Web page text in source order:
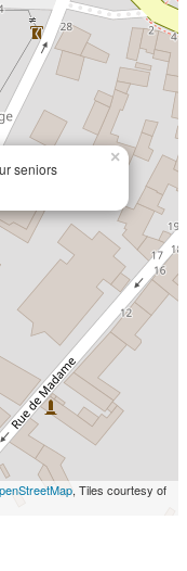
seniors
×
, Tiles courtesy of